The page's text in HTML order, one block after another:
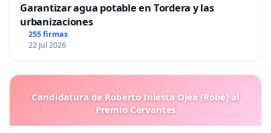
Garantizar agua potable en Tordera y las
urbanizaciones
255 firmas
22 Jul 2026
Candidatura de Roberto Iniesta Ojea (Robe) al
Premio Cervantes